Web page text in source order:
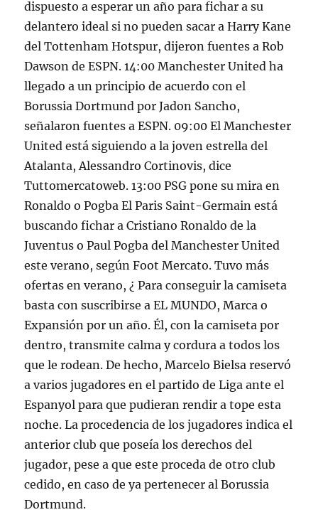
dispuesto a esperar un año para fichar a su
delantero ideal si no pueden sacar a Harry Kane
del Tottenham Hotspur, dijeron fuentes a Rob
Dawson de ESPN. 14:00 Manchester United ha
llegado a un principio de acuerdo con el
Borussia Dortmund por Jadon Sancho,
señalaron fuentes a ESPN. 09:00 El Manchester
United está siguiendo a la joven estrella del
Atalanta, Alessandro Cortinovis, dice
Tuttomercatoweb. 13:00 PSG pone su mira en
Ronaldo o Pogba El Paris Saint-Germain está
buscando fichar a Cristiano Ronaldo de la
Juventus o Paul Pogba del Manchester United
este verano, según Foot Mercato. Tuvo más
ofertas en verano, ¿ Para conseguir la camiseta
basta con suscribirse a EL MUNDO, Marca o
Expansión por un año. Él, con la camiseta por
dentro, transmite calma y cordura a todos los
que le rodean. De hecho, Marcelo Bielsa reservó
a varios jugadores en el partido de Liga ante el
Espanyol para que pudieran rendir a tope esta
noche. La procedencia de los jugadores indica el
anterior club que poseía los derechos del
jugador, pese a que este proceda de otro club
cedido, en caso de ya pertenecer al Borussia
Dortmund.